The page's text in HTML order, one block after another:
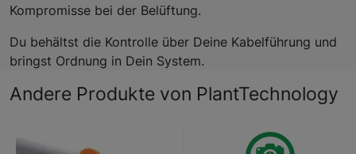
Kompromisse bei der Belüftung.
Du behältst die Kontrolle über Deine Kabelführung und
bringst Ordnung in Dein System.
Andere Produkte von PlantTechnology